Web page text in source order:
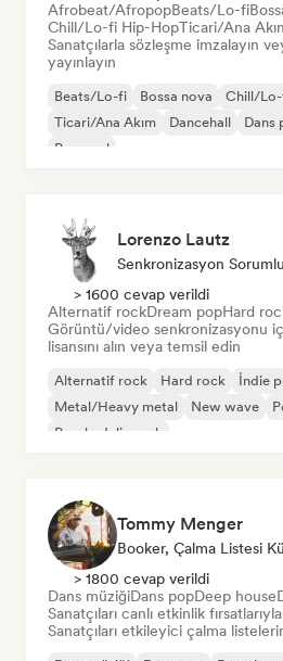
Afrobeat/AfropopBeats/Lo-fi
Chill/Lo-fi Hip-HopTicari/Ana
Sanatçılarla sözleşme imzalayın
yayınlayın
Beats/Lo-fi Bossa nova
Chill/
Ticari/Ana Akım
Dancehall Dans
Pop soul
Lorenzo Lautz
Senkronizasyon
> 1600 cevap verildi
Alternatif rockDream popHard
Görüntü/video senkronizasyonu
lisansını alın veya temsil edin
Alternatif rock Hard rock İndie
Metal/Heavy metal
New wave
Psychedelic rock
Tommy Menger
Booker, Çalma Listesi
> 1800 cevap verildi
Dans müziğiDans popDeep house
Sanatçıları canlı etkinlik
Sanatçıları etkileyici çalma